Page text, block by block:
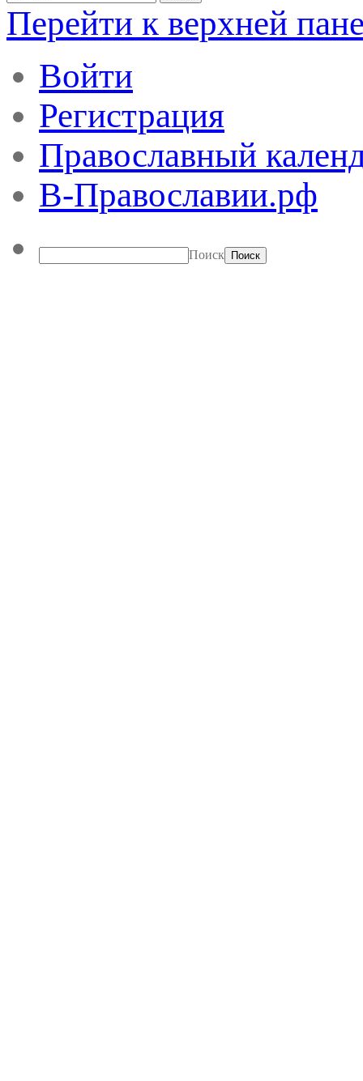
Перейти к верхней
Войти
Регистрация
Православный
В-Православии.рф
Поиск